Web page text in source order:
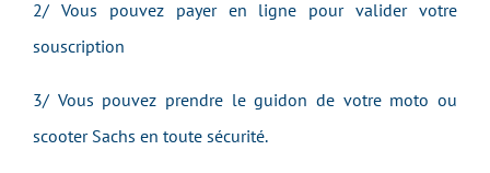
2/ Vous pouvez payer en ligne pour valider votre
souscription
3/ Vous pouvez prendre le guidon de votre moto ou
scooter Sachs en toute sécurité.